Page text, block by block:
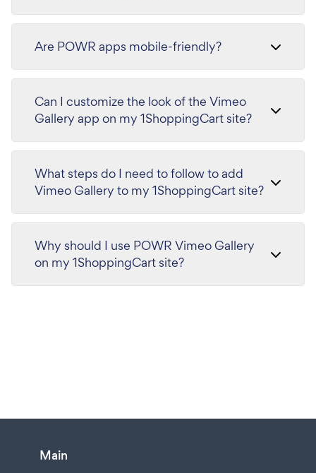
Are POWR apps mobile-friendly?
Can I customize the look of the Vimeo
Gallery app on my 1ShoppingCart site?
What steps do I need to follow to add
Vimeo Gallery to my 1ShoppingCart site?
Why should I use POWR Vimeo Gallery
on my 1ShoppingCart site?
Main